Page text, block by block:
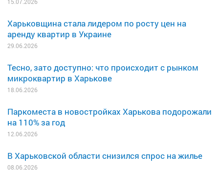
Харьковщина стала лидером по росту цен на
аренду квартир в Украине
29.06.2026
Тесно, зато доступно: что происходит с рынком
микроквартир в Харькове
18.06.2026
Паркоместа в новостройках Харькова подорожали
на 110% за год
12.06.2026
В Харьковской области снизился спрос на жилье
08.06.2026